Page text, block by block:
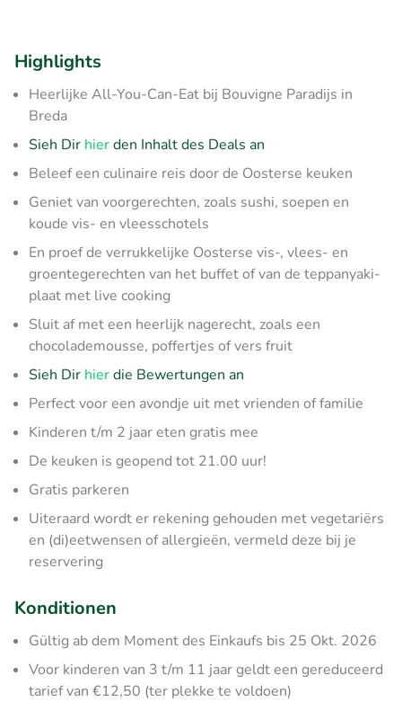
Highlights
Heerlijke All-You-Can-Eat bij Bouvigne Paradijs in
Breda
Sieh Dir hierden Inhalt des Deals an
Beleef een culinaire reis door de Oosterse keuken
Geniet van voorgerechten, zoals sushi, soepen en
koude vis- en vleesschotels
En proef de verrukkelijke Oosterse vis-, vlees- en
groentegerechten van het buffet of van de teppanyaki-
plaat met live cooking
Sluit af met een heerlijk nagerecht, zoals een
chocolademousse, poffertjes of vers fruit
Sieh Dir hierdie Bewertungen an
Perfect voor een avondje uit met vrienden of familie
Kinderen t/m 2 jaar eten gratis mee
De keuken is geopend tot 21.00 uur!
Gratis parkeren
Uiteraard wordt er rekening gehouden met vegetariërs
en (di)eetwensen of allergieën, vermeld deze bij je
reservering
Konditionen
Gültig ab dem Moment des Einkaufs bis 25 Okt. 2026
Voor kinderen van 3 t/m 11 jaar geldt een gereduceerd
tarief van €12,50 (ter plekke te voldoen)